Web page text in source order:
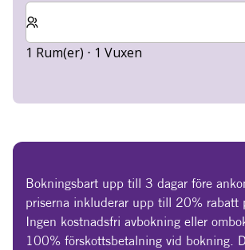
Välj antal rum och gäster för din
1 Rum(er) ⋅ 1 Vuxen
Bokningsbart upp till 3 dagar före
priserna inkluderar upp till 20% rabatt
Ingen kostnadsfri avbokning eller
100% förskottsbetalning vid bokning.